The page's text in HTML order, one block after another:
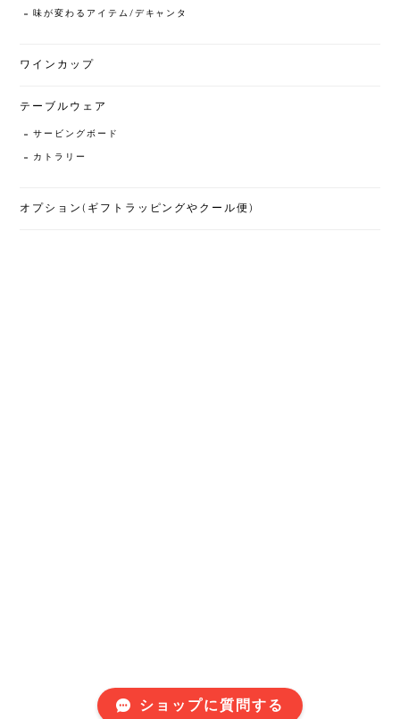
味が変わるアイテム/デキャンタ
ワインカップ
テーブルウェア
サービングボード
カトラリー
オプション(ギフトラッピングやクール便)
ショップに質問する